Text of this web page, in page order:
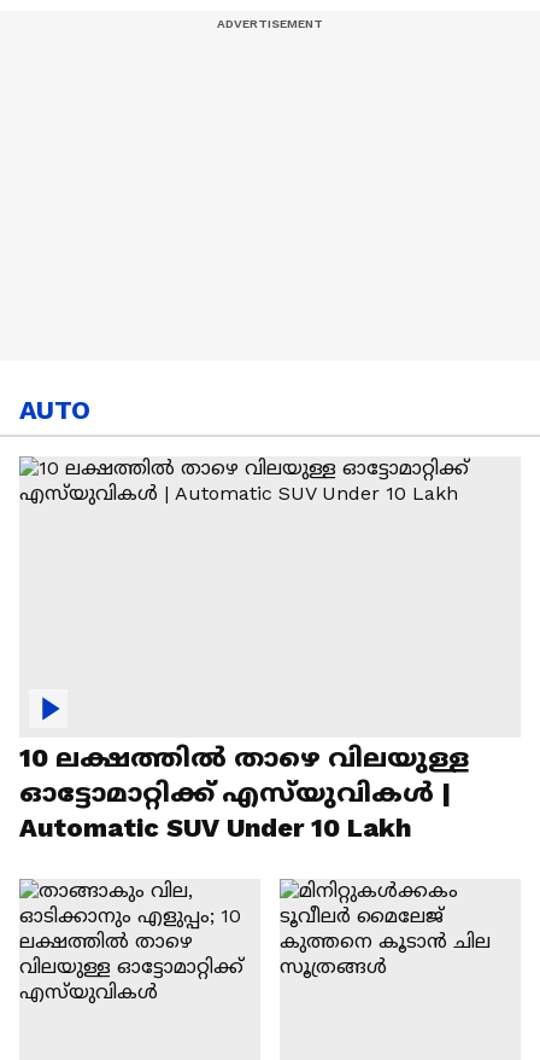
AUTO
10 ലക്ഷത്തിൽ താഴെ വിലയുള്ള
ഓട്ടോമാറ്റിക്ക് എസ്‍യുവികൾ |
Automatic SUV Under 10 Lakh